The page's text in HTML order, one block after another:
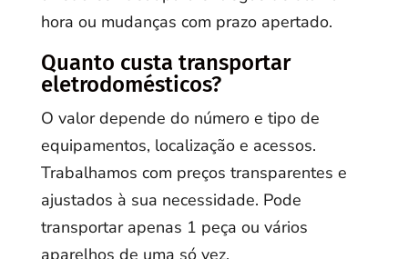
hora ou mudanças com prazo apertado.
Quanto custa transportar
eletrodomésticos?
O valor depende do número e tipo de
equipamentos, localização e acessos.
Trabalhamos com preços transparentes e
ajustados à sua necessidade. Pode
transportar apenas 1 peça ou vários
aparelhos de uma só vez.